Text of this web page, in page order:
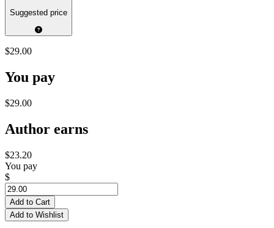
Suggested price
$29.00
You pay
$29.00
Author earns
$23.20
You pay
$
Add to Cart
Add to Wishlist